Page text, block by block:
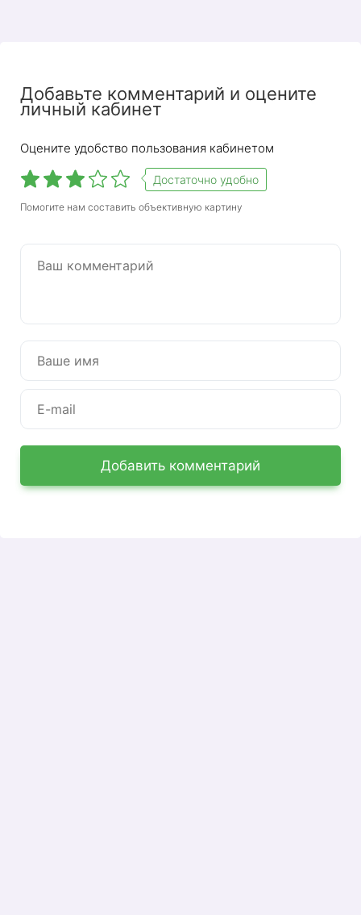
Добавьте комментарий и оцените
личный кабинет
Оцените удобство пользования кабинетом
Достаточно удобно
Помогите нам составить объективную картину
Добавить комментарий